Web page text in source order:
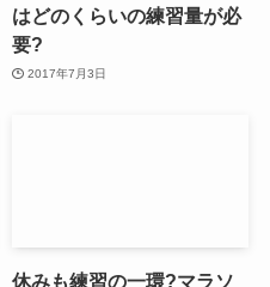
はどのくらいの練習量が必
要?
2017年7月3日
休みも練習の一環?マラソ